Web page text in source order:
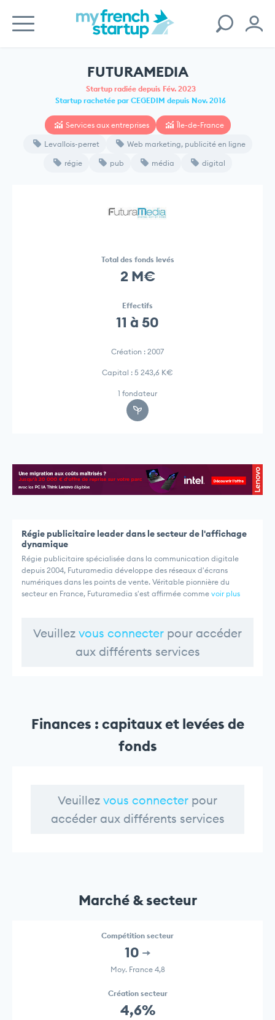
FUTURAMEDIA
Startup radiée depuis Fév. 2023
Startup rachetée par CEGEDIM depuis Nov. 2016
Services aux entreprises Île-de-France
Levallois-perret Web marketing, publicité en ligne
régie pub média digital
Total des fonds levés
2 M€
Effectifs
11 à 50
Création : 2007
Capital : 5 243,6 K€
1 fondateur
Régie publicitaire leader dans le secteur de l'affichage
dynamique
Régie publicitaire spécialisée dans la communication digitale
depuis 2004, Futuramedia développe des réseaux d'écrans
numériques dans les points de vente. Véritable pionnière du
secteur en France, Futuramedia s'est affirmée comme voir plus
Veuillez vous connecter pour accéder
aux différents services
Finances : capitaux et levées de
fonds
Veuillez vous connecter pour
accéder aux différents services
Marché & secteur
Compétition secteur
10
Moy. France 4,8
Création secteur
4,6%